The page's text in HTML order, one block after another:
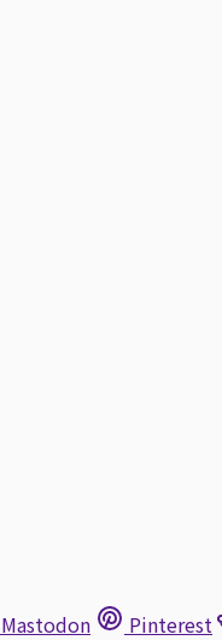
Mastodon Pinterest